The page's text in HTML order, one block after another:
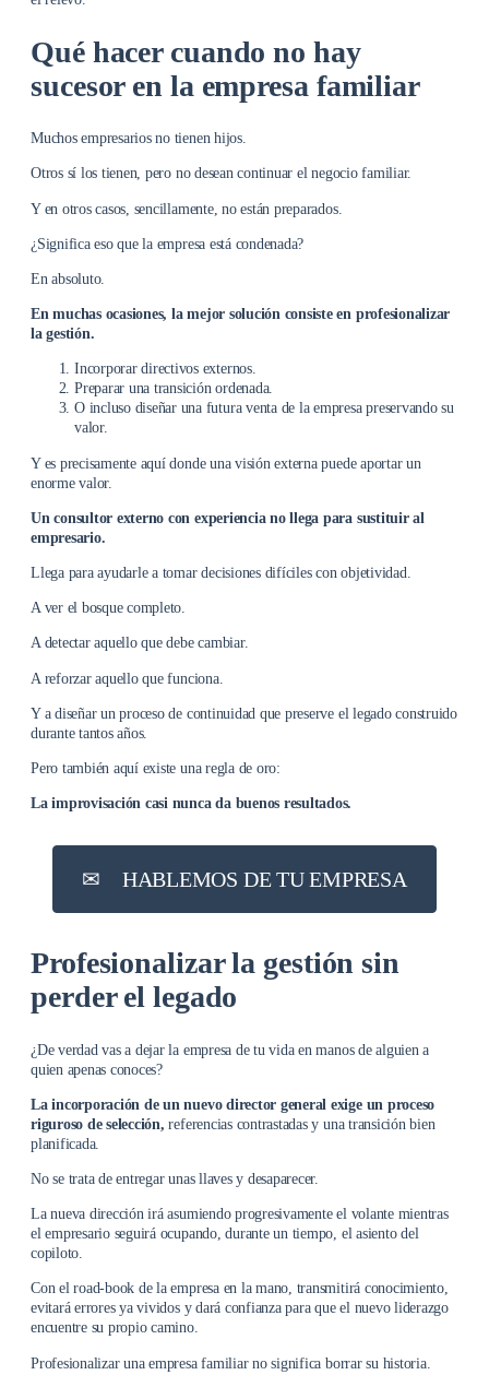
Qué hacer cuando no hay
sucesor en la empresa familiar
Muchos empresarios no tienen hijos.
Otros sí los tienen, pero no desean continuar el negocio familiar.
Y en otros casos, sencillamente, no están preparados.
¿Significa eso que la empresa está condenada?
En absoluto.
En muchas ocasiones, la mejor solución consiste en profesionalizar
la gestión.
Incorporar directivos externos.
Preparar una transición ordenada.
O incluso diseñar una futura venta de la empresa preservando su
valor.
Y es precisamente aquí donde una visión externa puede aportar un
enorme valor.
Un consultor externo con experiencia no llega para sustituir al
empresario.
Llega para ayudarle a tomar decisiones difíciles con objetividad.
A ver el bosque completo.
A detectar aquello que debe cambiar.
A reforzar aquello que funciona.
Y a diseñar un proceso de continuidad que preserve el legado construido
durante tantos años.
Pero también aquí existe una regla de oro:
La improvisación casi nunca da buenos resultados.
✉︎ HABLEMOS DE TU EMPRESA
Profesionalizar la gestión sin
perder el legado
¿De verdad vas a dejar la empresa de tu vida en manos de alguien a
quien apenas conoces?
La incorporación de un nuevo director general exige un proceso
riguroso de selección, referencias contrastadas y una transición bien
planificada.
No se trata de entregar unas llaves y desaparecer.
La nueva dirección irá asumiendo progresivamente el volante mientras
el empresario seguirá ocupando, durante un tiempo, el asiento del
copiloto.
Con el road-book de la empresa en la mano, transmitirá conocimiento,
evitará errores ya vividos y dará confianza para que el nuevo liderazgo
encuentre su propio camino.
Profesionalizar una empresa familiar no significa borrar su historia.